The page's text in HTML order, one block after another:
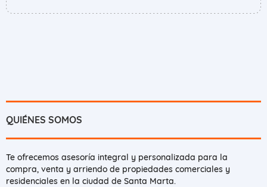
QUIÉNES SOMOS
Te ofrecemos asesoría integral y personalizada para la
compra, venta y arriendo de propiedades comerciales y
residenciales en la ciudad de Santa Marta.